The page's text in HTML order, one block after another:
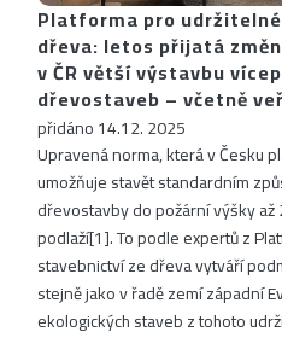
Platforma pro
dřeva: letos přijatá
v ČR větší výstavbu
dřevostaveb – včetně
přidáno 14.12. 2025
Upravená norma, která v Česku
umožňuje stavět standardním
dřevostavby do požární výšky až
podlaží[1]. To podle expertů z
stavebnictví ze dřeva vytváří
stejně jako v řadě zemí západní
ekologických staveb z tohoto